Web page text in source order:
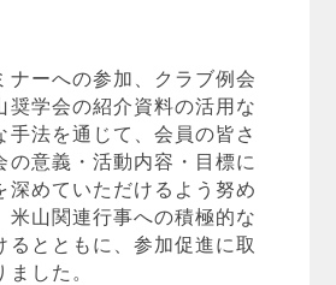
ナーへの参加、クラブ例会
奨学会の紹介資料の活用な
手法を通じて、会員の皆さ
の意義・活動内容・目標に
深めていただけるよう努め
米山関連行事への積極的な
るとともに、参加促進に取
した。